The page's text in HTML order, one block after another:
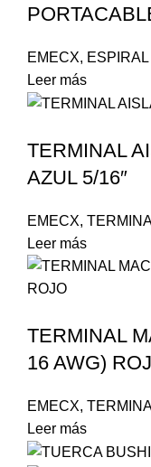
EMECX,
Leer más
TERMINAL
AZUL 5/16″
EMECX,
Leer más
TERMINAL
16 AWG)
EMECX,
Leer más